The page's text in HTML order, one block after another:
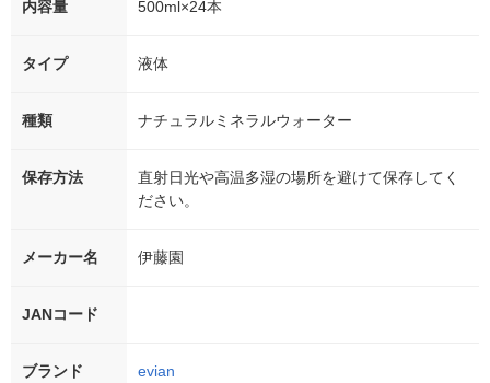
内容量 500ml×24本
タイプ 液体
種類 ナチュラルミネラルウォーター
保存方法
直射日光や高温多湿の場所を避けて保存してく
ださい。
メーカー名 伊藤園
JANコード
ブランド evian